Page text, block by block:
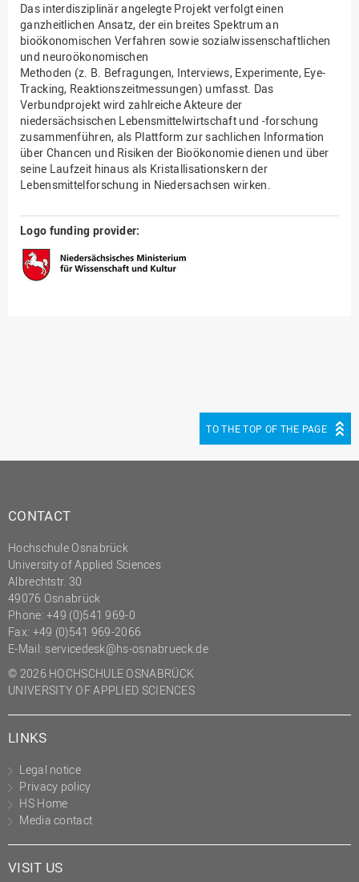
Das interdisziplinär angelegte Projekt verfolgt einen
ganzheitlichen Ansatz, der ein breites Spektrum an
bioökonomischen Verfahren sowie sozialwissenschaftlichen
und neuroökonomischen
Methoden (z. B. Befragungen, Interviews, Experimente, Eye-
Tracking, Reaktionszeitmessungen) umfasst. Das
Verbundprojekt wird zahlreiche Akteure der
niedersächsischen Lebensmittelwirtschaft und -forschung
zusammenführen, als Plattform zur sachlichen Information
über Chancen und Risiken der Bioökonomie dienen und über
seine Laufzeit hinaus als Kristallisationskern der
Lebensmittelforschung in Niedersachsen wirken.
Logo funding provider:
TO THE TOP OF THE PAGE
CONTACT
Hochschule Osnabrück
University of Applied Sciences
Albrechtstr. 30
49076 Osnabrück
Phone: +49 (0)541 969-0
Fax: +49 (0)541 969-2066
E-Mail: servicedesk@hs-osnabrueck.de
© 2026 HOCHSCHULE OSNABRÜCK
UNIVERSITY OF APPLIED SCIENCES
LINKS
Legal notice
Privacy policy
HS Home
Media contact
VISIT US